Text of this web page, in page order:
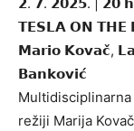
𝟮. 𝟳. 𝟮𝟬𝟮𝟱. | 𝟮𝟬
𝗧𝗘𝗦𝗟𝗔 𝗢𝗡 𝗧𝗛𝗘
𝗠𝗮𝗿𝗶𝗼 𝗞𝗼𝘃𝗮𝗰̌,
𝗕𝗮𝗻𝗸𝗼𝘃𝗶𝗰́
režiji Marija